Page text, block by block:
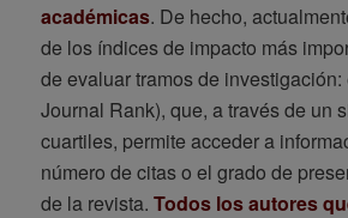
académicas. De hecho,
de los índices de impacto más
de evaluar tramos de investigación:
Journal Rank), que, a través de un
cuartiles, permite acceder a
número de citas o el grado de
de la revista. Todos los autores